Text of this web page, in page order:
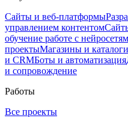
Сайты и веб-платформы
управлением контентом
обучение работе с
проектыМагазины и
и CRMБоты и автоматизация
и сопровождение
Работы
Все проекты